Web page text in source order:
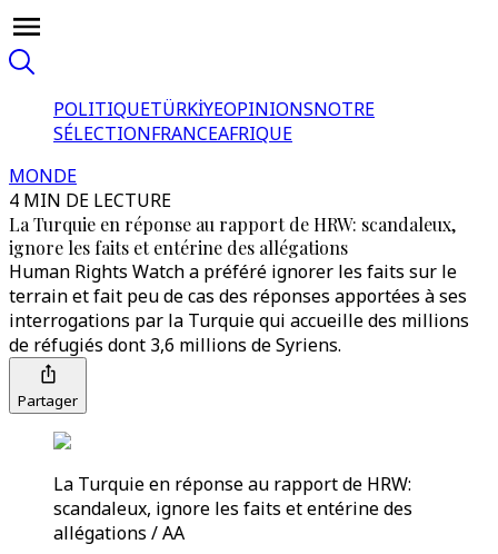
POLITIQUETÜRKİYEOPINIONSNOTRE
SÉLECTIONFRANCEAFRIQUE
MONDE
4 MIN DE LECTURE
La Turquie en réponse au rapport de HRW: scandaleux,
ignore les faits et entérine des allégations
Human Rights Watch a préféré ignorer les faits sur le
terrain et fait peu de cas des réponses apportées à ses
interrogations par la Turquie qui accueille des millions
de réfugiés dont 3,6 millions de Syriens.
Partager
La Turquie en réponse au rapport de HRW:
scandaleux, ignore les faits et entérine des
allégations / AA